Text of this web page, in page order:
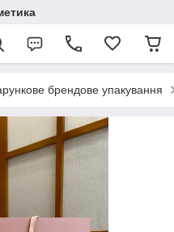
брендове упакування